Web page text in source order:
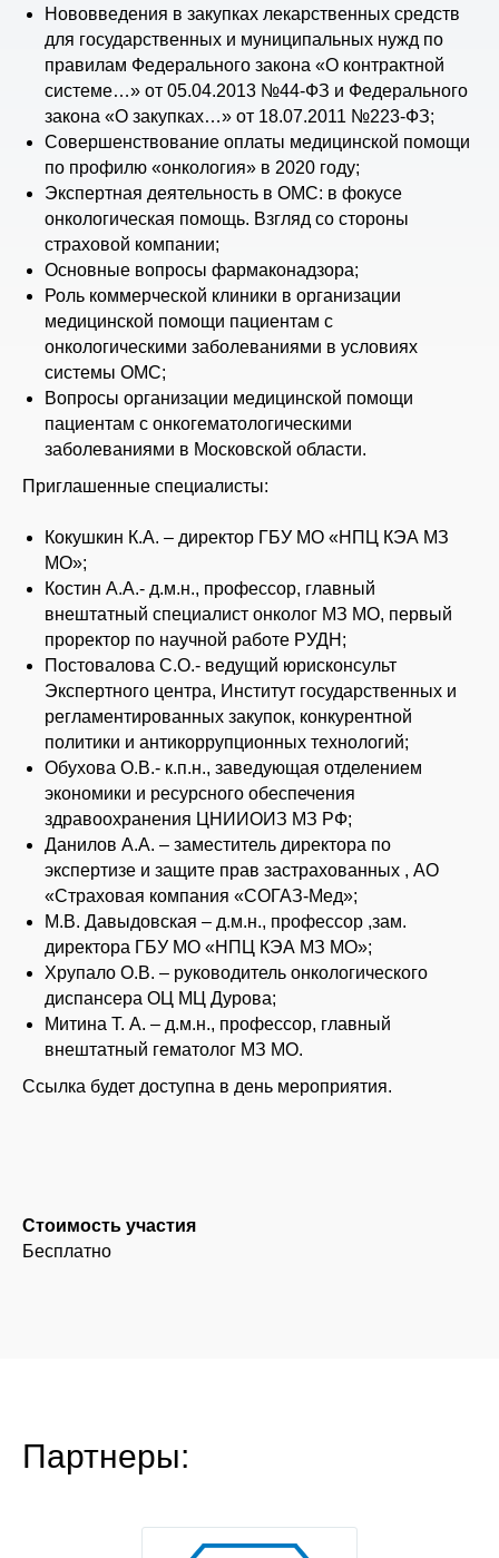
Нововведения в закупках лекарственных средств
для государственных и муниципальных нужд по
правилам Федерального закона «О контрактной
системе…» от 05.04.2013 №44-ФЗ и Федерального
закона «О закупках…» от 18.07.2011 №223-ФЗ;
Совершенствование оплаты медицинской помощи
по профилю «онкология» в 2020 году;
Экспертная деятельность в ОМС: в фокусе
онкологическая помощь. Взгляд со стороны
страховой компании;
Основные вопросы фармаконадзора;
Роль коммерческой клиники в организации
медицинской помощи пациентам с
онкологическими заболеваниями в условиях
системы ОМС;
Вопросы организации медицинской помощи
пациентам с онкогематологическими
заболеваниями в Московской области.
Приглашенные специалисты:
Кокушкин К.А. – директор ГБУ МО «НПЦ КЭА МЗ
МО»;
Костин А.А.- д.м.н., профессор, главный
внештатный специалист онколог МЗ МО, первый
проректор по научной работе РУДН;
Постовалова С.О.- ведущий юрисконсульт
Экспертного центра, Институт государственных и
регламентированных закупок, конкурентной
политики и антикоррупционных технологий;
Обухова О.В.- к.п.н., заведующая отделением
экономики и ресурсного обеспечения
здравоохранения ЦНИИОИЗ МЗ РФ;
Данилов А.А. – заместитель директора по
экспертизе и защите прав застрахованных , АО
«Страховая компания «СОГАЗ-Мед»;
М.В. Давыдовская – д.м.н., профессор ,зам.
директора ГБУ МО «НПЦ КЭА МЗ МО»;
Хрупало О.В. – руководитель онкологического
диспансера ОЦ МЦ Дурова;
Митина Т. А. – д.м.н., профессор, главный
внештатный гематолог МЗ МО.
Ссылка будет доступна в день мероприятия.
Стоимость участия
Бесплатно
Партнеры: